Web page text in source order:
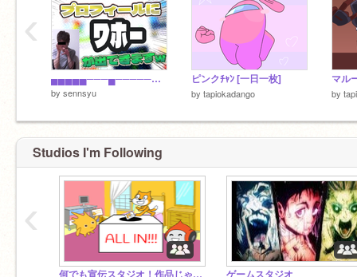
▄▄▄▄▄───▄─────── █───█─▄▄█▄▄───── █───█───█───▄▄▄▄ ───█──▞─█─▚───── ──█──▟──█──▙────
by sennsyu
ピンクﾁｬﾝ [一日一枚]
by tapiokadango by
‹
Studios I'm Following
何でも宣伝スタジオ！作品じゃんじゃん詰め込んじゃえ！ ゲームスタジオ
‹